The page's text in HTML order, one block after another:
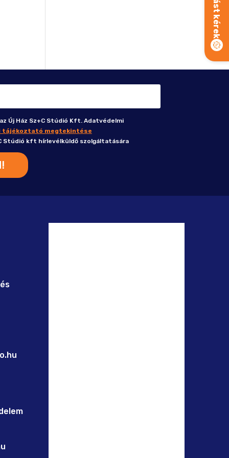
Új Ház Sz+C Stúdió Kft. Adatvédelmi
tájékoztató megtekintése
Stúdió kft hírlevélküldő szolgáltatására